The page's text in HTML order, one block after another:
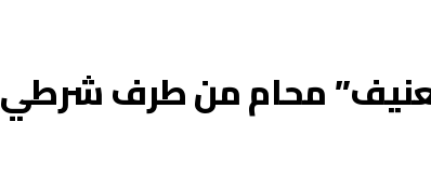
محام من طرف شرطي